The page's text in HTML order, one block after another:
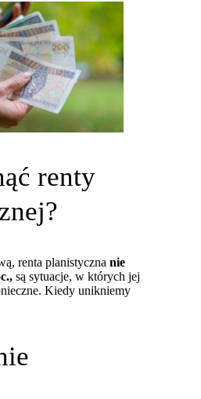
renty
renta planistycznanie
są sytuacje, w których jej
Kiedy unikniemy